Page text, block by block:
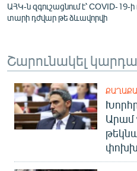
ԱՀԿ-ն զգուշացնում է՝ COVID-19-
տարի դժվար թե ձևավորվի
Շարունակել
Արամ